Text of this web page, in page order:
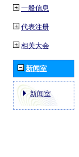
一般信息
代表注册
相关大会
新闻室
新闻室